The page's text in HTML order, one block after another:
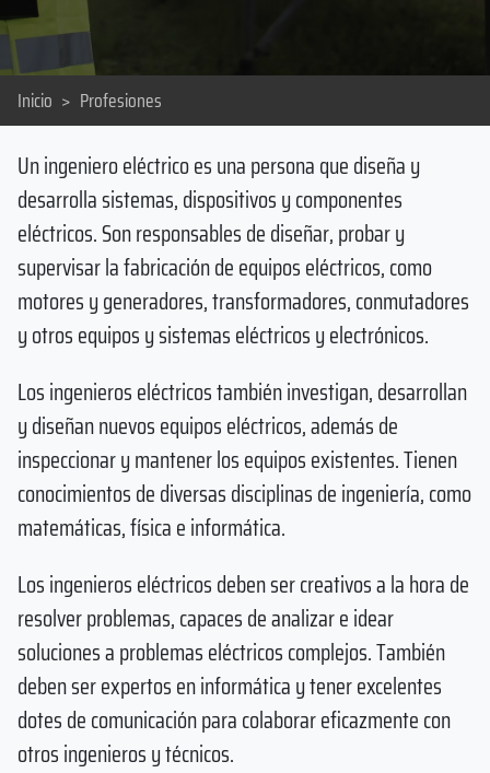
Inicio > Profesiones
Un ingeniero eléctrico es una persona que diseña y
desarrolla sistemas, dispositivos y componentes
eléctricos. Son responsables de diseñar, probar y
supervisar la fabricación de equipos eléctricos, como
motores y generadores, transformadores, conmutadores
y otros equipos y sistemas eléctricos y electrónicos.
Los ingenieros eléctricos también investigan, desarrollan
y diseñan nuevos equipos eléctricos, además de
inspeccionar y mantener los equipos existentes. Tienen
conocimientos de diversas disciplinas de ingeniería, como
matemáticas, física e informática.
Los ingenieros eléctricos deben ser creativos a la hora de
resolver problemas, capaces de analizar e idear
soluciones a problemas eléctricos complejos. También
deben ser expertos en informática y tener excelentes
dotes de comunicación para colaborar eficazmente con
otros ingenieros y técnicos.